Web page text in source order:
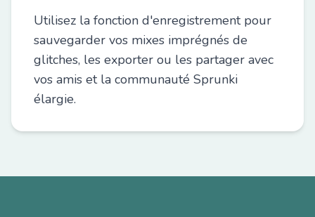
Utilisez la fonction d'enregistrement pour
sauvegarder vos mixes imprégnés de
glitches, les exporter ou les partager avec
vos amis et la communauté Sprunki
élargie.